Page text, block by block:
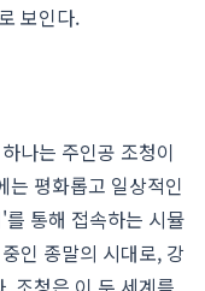
보인다.
나는 주인공 조청이
는 평화롭고 일상적인
통해 접속하는 시뮬
인 종말의 시대로, 강